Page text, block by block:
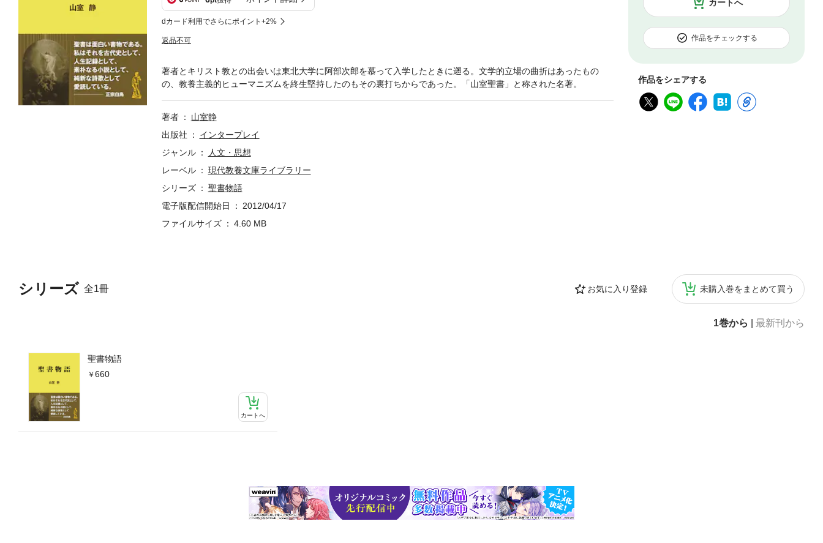
dカード利用でさらにポイント+2%
返品不可
カートへ
作品をチェックする
作品をシェアする
シリーズ 全1冊 お気に入り登録 未購入巻をまとめて買う
1巻から 最新刊から
聖書物語
660
カートへ
著者とキリスト教との出会いは東北大学に阿部次郎を慕って入学したときに遡る。文学的立場の曲折はあったもの
の、教養主義的ヒューマニズムを終生堅持したのもその裏打ちからであった。「山室聖書」と称された名著。
著者
山室静
出版社
インタープレイ
ジャンル
人文・思想
レーベル
現代教養文庫ライブラリー
シリーズ
聖書物語
電子版配信開始日
2012/04/17
ファイルサイズ
4.60 MB